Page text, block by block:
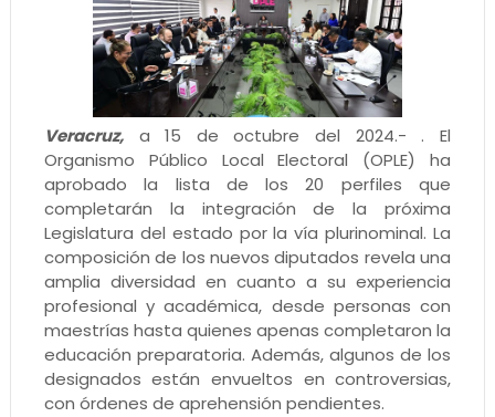
Veracruz,a 15 de octubre del 2024.- . El
Organismo Público Local Electoral (OPLE) ha
aprobado la lista de los 20 perfiles que
completarán la integración de la próxima
Legislatura del estado por la vía plurinominal. La
composición de los nuevos diputados revela una
amplia diversidad en cuanto a su experiencia
profesional y académica, desde personas con
maestrías hasta quienes apenas completaron la
educación preparatoria. Además, algunos de los
designados están envueltos en controversias,
con órdenes de aprehensión pendientes.